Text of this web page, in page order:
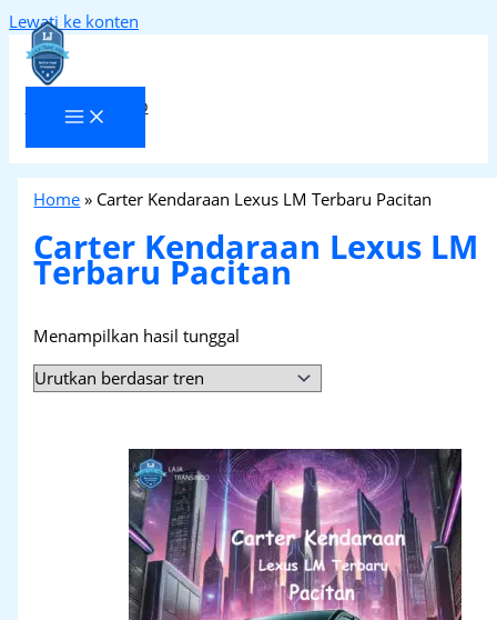
Lewati ke konten
Laja Transindo
Home » Carter Kendaraan Lexus LM Terbaru Pacitan
Carter Kendaraan Lexus LM
Terbaru Pacitan
Menampilkan hasil tunggal